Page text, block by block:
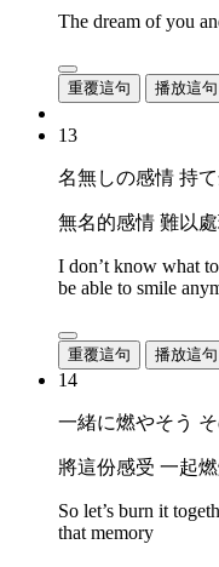
The dream of you
重覆這句 播放這句
13
名無しの感情 持
無名的感情 難以
I don’t know what
be able to smile
重覆這句 播放這句
14
一緒に燃やそう
將這份感受 一起
So let’s burn it
that memory